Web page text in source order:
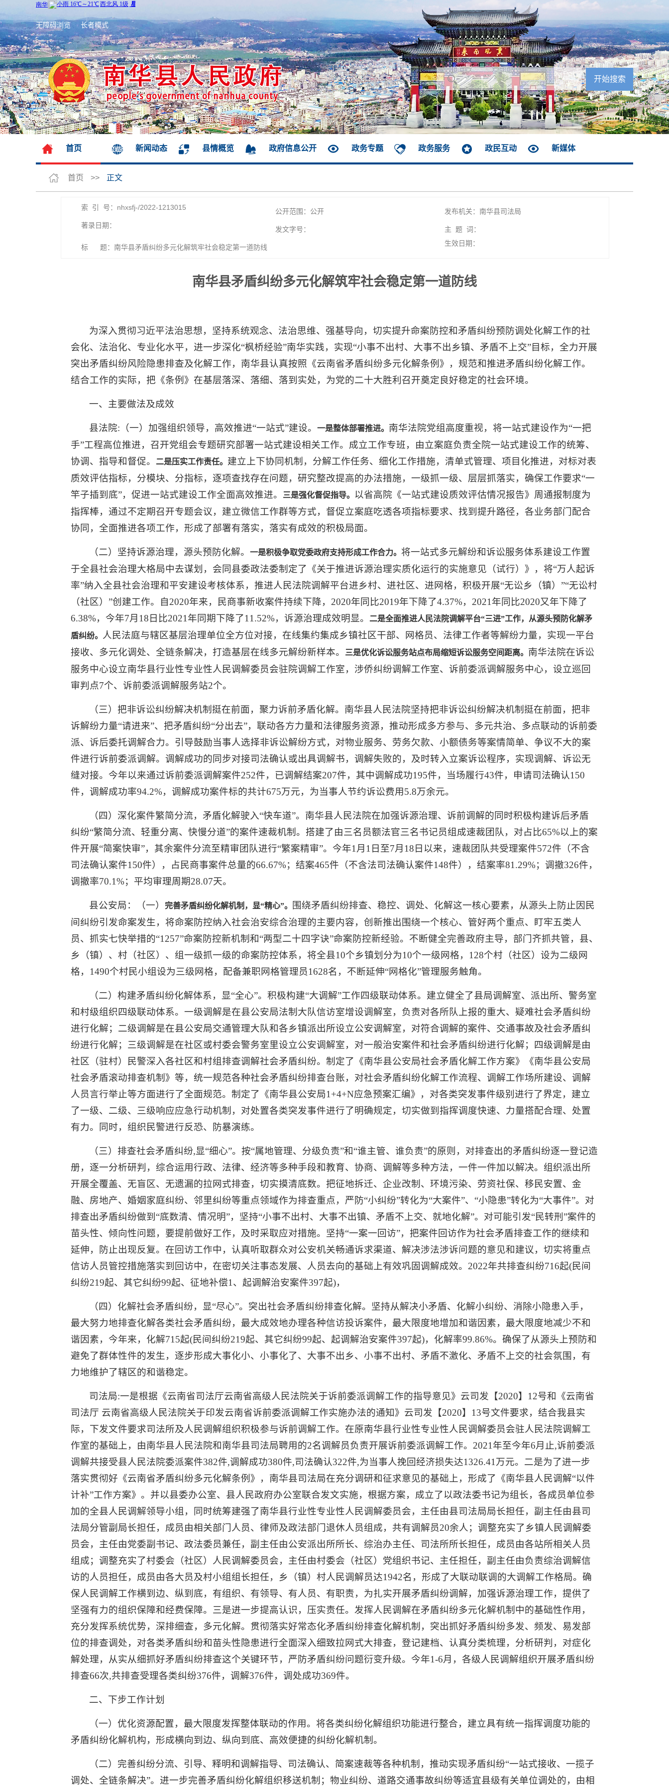
无障碍浏览 长者模式
首页 新闻动态 县情概览 政府信息公开 政务专题 政务服务 政民互动 新媒体
首页 >> 正文
索 引 号：nhxsfj-/2022-1213015 公开范围：公开
发布机关：南华县司法局
著录日期：
发文字号： 主 题 词：
标 题：南华县矛盾纠纷多元化解筑牢社会稳定第一道防线 生效日期：
南华县矛盾纠纷多元化解筑牢社会稳定第一道防线
为深入贯彻习近平法治思想，坚持系统观念、法治思维、强基导向，切实提升命案防控和矛盾纠纷预防调处化解工作的社
会化、法治化、专业化水平，进一步深化“枫桥经验”南华实践，实现“小事不出村、大事不出乡镇、矛盾不上交”目标，全力开展
突出矛盾纠纷风险隐患排查及化解工作，南华县认真按照《云南省矛盾纠纷多元化解条例》，规范和推进矛盾纠纷化解工作。
结合工作的实际，把《条例》在基层落深、落细、落到实处，为党的二十大胜利召开奠定良好稳定的社会环境。
一、主要做法及成效
县法院:（一）加强组织领导，高效推进“一站式”建设。一是整体部署推进。 南华法院党组高度重视，将一站式建设作为“一把
手”工程高位推进，召开党组会专题研究部署一站式建设相关工作。成立工作专班，由立案庭负责全院一站式建设工作的统筹、
协调、指导和督促。
二是压实工作责任。 建立上下协同机制，分解工作任务、细化工作措施，清单式管理、项目化推进，对标对表
质效评估指标，分模块、分指标，逐项查找存在问题，研究整改提高的办法措施，一级抓一级、层层抓落实，确保工作要求“一
竿子插到底”，促进一站式建设工作全面高效推进。
三是强化督促指导。
以省高院《一站式建设质效评估情况报告》周通报制度为
指挥棒，通过不定期召开专题会议，建立微信工作群等方式，督促立案庭吃透各项指标要求、找到提升路径，各业务部门配合
协同，全面推进各项工作，形成了部署有落实，落实有成效的积极局面。
（二）坚持诉源治理，源头预防化解。一是积极争取党委政府支持形成工作合力。 将一站式多元解纷和诉讼服务体系建设工作置
于全县社会治理大格局中去谋划，会同县委政法委制定了《关于推进诉源治理实质化运行的实施意见（试行）》，将“万人起诉
率”纳入全县社会治理和平安建设考核体系，推进人民法院调解平台进乡村、进社区、进网格，积极开展“无讼乡（镇）”“无讼村
（社区）”创建工作。自2020年来，民商事新收案件持续下降，2020年同比2019年下降了4.37%，2021年同比2020又年下降了
6.38%，今年7月18日比2021年同期下降了11.52%，诉源治理成效明显。
二是全面推进人民法院调解平台“三进”工作， 从源头预防化解矛
盾纠纷。
人民法庭与辖区基层治理单位全方位对接，在线集约集成乡镇社区干部、网格员、法律工作者等解纷力量，实现一平台
接收、多元化调处、全链条解决，打造基层在线多元解纷新样本。
三是优化诉讼服务站点布局缩短诉讼服务空间距离。 南华法院在诉讼
服务中心设立南华县行业性专业性人民调解委员会驻院调解工作室，涉侨纠纷调解工作室、诉前委派调解服务中心，设立巡回
审判点7个、诉前委派调解服务站2个。
（三）把非诉讼纠纷解决机制挺在前面，聚力诉前矛盾化解。南华县人民法院坚持把非诉讼纠纷解决机制挺在前面，把非
诉解纷力量“请进来”、把矛盾纠纷“分出去”，联动各方力量和法律服务资源，推动形成多方参与、多元共治、多点联动的诉前委
派、诉后委托调解合力。引导鼓励当事人选择非诉讼解纷方式，对物业服务、劳务欠款、小额债务等案情简单、争议不大的案
件进行诉前委派调解。调解成功的同步对接司法确认或出具调解书，调解失败的，及时转入立案诉讼程序，实现调解、诉讼无
缝对接。今年以来通过诉前委派调解案件252件，已调解结案207件，其中调解成功195件，当场履行43件，申请司法确认150
件，调解成功率94.2%，调解成功案件标的共计675万元，为当事人节约诉讼费用5.8万余元。
（四）深化案件繁简分流，矛盾化解驶入“快车道”。南华县人民法院在加强诉源治理、诉前调解的同时积极构建诉后矛盾
纠纷“繁简分流、轻重分离、快慢分道”的案件速裁机制。搭建了由三名员额法官三名书记员组成速裁团队，对占比65%以上的案
件开展“简案快审”，其余案件分流至精审团队进行“繁案精审”。今年1月1日至7月18日以来，速裁团队共受理案件572件（不含
司法确认案件150件），占民商事案件总量的66.67%；结案465件（不含法司法确认案件148件），结案率81.29%；调撤326件，
调撤率70.1%；平均审理周期28.07天。
县公安局：（一） 完善矛盾纠纷化解机制，显“精心”。
围绕矛盾纠纷排查、稳控、调处、化解这一核心要素，从源头上防止因民
间纠纷引发命案发生，将命案防控纳入社会治安综合治理的主要内容，创新推出围绕一个核心、管好两个重点、盯牢五类人
员、抓实七快举措的“1257”命案防控新机制和“两型二十四字诀”命案防控新经验。不断健全完善政府主导，部门齐抓共管，县、
乡（镇）、村（社区）、组一级抓一级的命案防控体系，将全县10个乡镇划分为10个一级网格，128个村（社区）设为二级网
格，1490个村民小组设为三级网格，配备兼职网格管理员1628名，不断延伸“网格化”管理服务触角。
（二）构建矛盾纠纷化解体系，显“全心”。积极构建“大调解”工作四级联动体系。建立健全了县局调解室、派出所、警务室
和村级组织四级联动体系。一级调解是在县公安局法制大队信访室增设调解室，负责对各所队上报的重大、疑难社会矛盾纠纷
进行化解；二级调解是在县公安局交通管理大队和各乡镇派出所设立公安调解室，对符合调解的案件、交通事故及社会矛盾纠
纷进行化解；三级调解是在社区或村委会警务室里设立公安调解室，对一般治安案件和社会矛盾纠纷进行化解；四级调解是由
社区（驻村）民警深入各社区和村组排查调解社会矛盾纠纷。制定了《南华县公安局社会矛盾化解工作方案》《南华县公安局
社会矛盾滚动排查机制》等，统一规范各种社会矛盾纠纷排查台账，对社会矛盾纠纷化解工作流程、调解工作场所建设、调解
人员言行举止等方面进行了全面规范。制定了《南华县公安局1+4+N应急预案汇编》，对各类突发事件级别进行了界定，建立
了一级、二级、三级响应应急行动机制，对处置各类突发事件进行了明确规定，切实做到指挥调度快速、力量搭配合理、处置
有力。同时，组织民警进行反恐、防暴演练。
（三）排查社会矛盾纠纷,显“细心”。按“属地管理、分级负责”和“谁主管、谁负责”的原则，对排查出的矛盾纠纷逐一登记造
册，逐一分析研判，综合运用行政、法律、经济等多种手段和教育、协商、调解等多种方法，一件一件加以解决。组织派出所
开展全覆盖、无盲区、无遗漏的拉网式排查，切实摸清底数。把征地拆迁、企业改制、环境污染、劳资社保、移民安置、金
融、房地产、婚姻家庭纠纷、邻里纠纷等重点领域作为排查重点，严防“小纠纷”转化为“大案件”、“小隐患”转化为“大事件”。对
排查出矛盾纠纷做到“底数清、情况明”，坚持“小事不出村、大事不出镇、矛盾不上交、就地化解”。对可能引发“民转刑”案件的
苗头性、倾向性问题，要提前做好工作，及时采取应对措施。坚持“一案一回访”，把案件回访作为社会矛盾排查工作的继续和
延伸，防止出现反复。在回访工作中，认真听取群众对公安机关畅通诉求渠道、解决涉法涉诉问题的意见和建议，切实将重点
信访人员管控措施落实到回访中，在密切关注事态发展、人员去向的基础上有效巩固调解成效。2022年共排查纠纷716起(民间
纠纷219起、其它纠纷99起、征地补偿1、起调解治安案件397起)，
（四）化解社会矛盾纠纷，显“尽心”。突出社会矛盾纠纷排查化解。坚持从解决小矛盾、化解小纠纷、消除小隐患入手，
最大努力地排查化解各类社会矛盾纠纷，最大成效地办理各种信访投诉案件，最大限度地增加和谐因素，最大限度地减少不和
谐因素，今年来，化解715起(民间纠纷219起、其它纠纷99起、起调解治安案件397起)，化解率99.86%。确保了从源头上预防和
避免了群体性件的发生，逐步形成大事化小、小事化了、大事不出乡、小事不出村、矛盾不激化、矛盾不上交的社会氛围，有
力地维护了辖区的和谐稳定。
司法局:一是根据《云南省司法厅云南省高级人民法院关于诉前委派调解工作的指导意见》云司发【2020】12号和《云南省
司法厅 云南省高级人民法院关于印发云南省诉前委派调解工作实施办法的通知》云司发【2020】13号文件要求，结合我县实
际，下发文件要求司法所及人民调解组织积极参与诉前调解工作。在原南华县行业性专业性人民调解委员会驻人民法院调解工
作室的基础上，由南华县人民法院和南华县司法局聘用的2名调解员负责开展诉前委派调解工作。2021年至今年6月止,诉前委派
调解共接受县人民法院委派案件382件,调解成功380件,司法确认322件,为当事人挽回经济损失达1326.41万元。二是为了进一步
落实贯彻好《云南省矛盾纠纷多元化解条例》，南华县司法局在充分调研和征求意见的基础上，形成了《南华县人民调解“以件
计补”工作方案》。并以县委办公室、县人民政府办公室联合发文实施，根据方案，成立了以政法委书记为组长，各成员单位参
加的全县人民调解领导小组，同时统筹建强了南华县行业性专业性人民调解委员会，主任由县司法局局长担任，副主任由县司
法局分管副局长担任，成员由相关部门人员、律师及政法部门退休人员组成，共有调解员20余人；调整充实了乡镇人民调解委
员会，主任由党委副书记、政法委员兼任，副主任由公安派出所所长、综治办主任、司法所所长担任，成员由各站所相关人员
组成；调整充实了村委会（社区）人民调解委员会，主任由村委会（社区）党组织书记、主任担任，副主任由负责综治调解信
访的人员担任，成员由各大员及村小组组长担任，乡（镇）村人民调解员达1942名，形成了大联动联调的大调解工作格局。确
保人民调解工作横到边、纵到底，有组织、有领导、有人员、有职责，为扎实开展矛盾纠纷调解，加强诉源治理工作，提供了
坚强有力的组织保障和经费保障。三是进一步提高认识，压实责任。发挥人民调解在矛盾纠纷多元化解机制中的基础性作用，
充分发挥系统优势，深排细查，多元化解。贯彻落实好常态化矛盾纠纷排查化解机制，突出抓好矛盾纠纷多发、频发、易发部
位的排查调处，对各类矛盾纠纷和苗头性隐患进行全面深入细致拉网式大排查，登记建档、认真分类梳理，分析研判，对症化
解处理，从实从细抓好矛盾纠纷排查这个关键环节，严防矛盾纠纷问题衍变升级。今年1-6月，各级人民调解组织开展矛盾纠纷
排查66次,共排查受理各类纠纷376件，调解376件，调处成功369件。
二、下步工作计划
（一）优化资源配置，最大限度发挥整体联动的作用。将各类纠纷化解组织功能进行整合，建立具有统一指挥调度功能的
矛盾纠纷化解机构，形成横向到边、纵向到底、高效便捷的纠纷化解机制。
（二）完善纠纷分流、引导、释明和调解指导、司法确认、简案速裁等各种机制，推动实现矛盾纠纷“一站式接收、一揽子
调处、全链条解决”。进一步完善矛盾纠纷化解组织移送机制；物业纠纷、道路交通事故纠纷等适宜县级有关单位调处的，由相